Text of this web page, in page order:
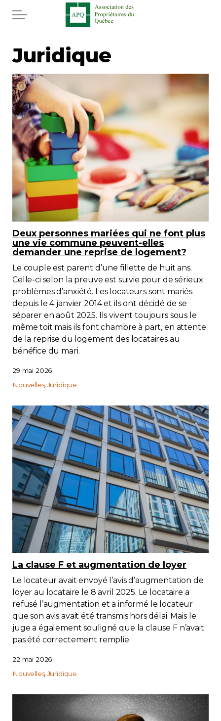
Aller au contenu principal
Actualités
Journal
Juridique
Mot de l'éditeur
Divers
Immobilier
Copropriété
Environnement
Rabais APQ
App APQ
FAQ
Zone Membres
Français
Contact
Adhésion
Juridique
Deux personnes mariées qui ne font plus
une vie commune peuvent-elles
demander une reprise de logement?
Le couple est parent d’une fillette de huit ans.
Celle-ci selon la preuve est suivie pour de sérieux
problèmes d’anxiété. Les locateurs sont mariés
depuis le 4 janvier 2014 et ils ont décidé de se
séparer en août 2025. Ils vivent toujours sous le
même toit mais ils font chambre à part, en attente
de la reprise du logement des locataires au
bénéfice du mari.
29 mai 2026
Nouvelles Juridique
La clause F et augmentation de loyer
Le locateur avait envoyé l’avis d’augmentation de
loyer au locataire le 8 avril 2025. Le locataire a
refusé l’augmentation et a informé le locateur
que son avis avait été transmis hors délai. Mais le
juge a également souligné que la clause F n’avait
pas été correctement remplie.
22 mai 2026
Nouvelles Juridique